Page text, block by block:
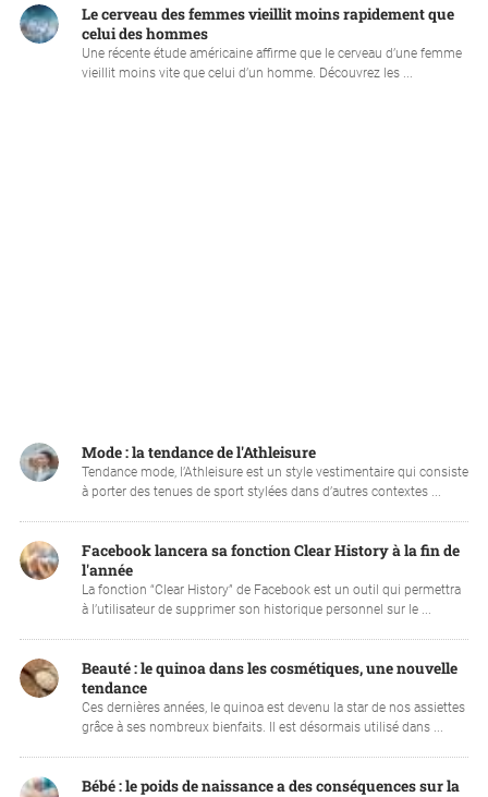
Le cerveau des femmes vieillit moins rapidement que
celui des hommes
Une récente étude américaine affirme que le cerveau d’une femme
vieillit moins vite que celui d’un homme. Découvrez les ...
Mode : la tendance de l'Athleisure
Tendance mode, l’Athleisure est un style vestimentaire qui consiste
à porter des tenues de sport stylées dans d’autres contextes ...
Facebook lancera sa fonction Clear History à la fin de
l'année
La fonction “Clear History” de Facebook est un outil qui permettra
à l’utilisateur de supprimer son historique personnel sur le ...
Beauté : le quinoa dans les cosmétiques, une nouvelle
tendance
Ces dernières années, le quinoa est devenu la star de nos assiettes
grâce à ses nombreux bienfaits. Il est désormais utilisé dans ...
Bébé : le poids de naissance a des conséquences sur la